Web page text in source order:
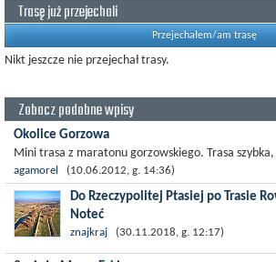
Trasę już przejechali
Przejechałem/am trasę
Nikt jeszcze nie przejechał trasy.
Zobacz podobne wpisy
Okolice Gorzowa
Mini trasa z maratonu gorzowskiego. Trasa szybka,
rowerowego wychodzi 70 km.100% asfaltu. Żółte
całą trasę.
agamorel (10.06.2012, g. 14:36)
Do Rzeczypolitej Ptasiej po Trasie
Noteć
Koniec rowerowego sezonu zaprowadził
Wartę na północnych krańcach
znajkraj (30.11.2018, g. 12:17)